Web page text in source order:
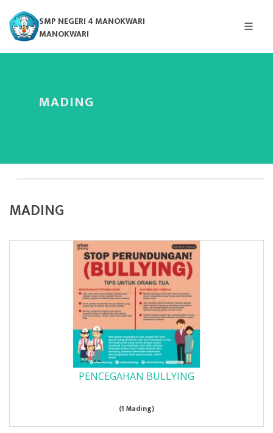
SMP NEGERI 4 MANOKWARI
MANOKWARI
MADING
MADING
PENCEGAHAN BULLYING
(1 Mading)